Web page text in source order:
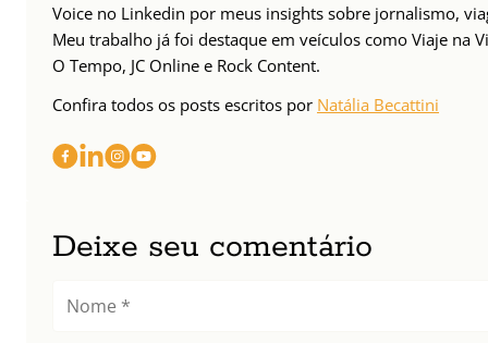
Voice no Linkedin por meus insights sobre jornalismo,
Meu trabalho já foi destaque em veículos como Viaje na
O Tempo, JC Online e Rock Content.
Confira todos os posts escritos por Natália Becattini
Deixe seu comentário